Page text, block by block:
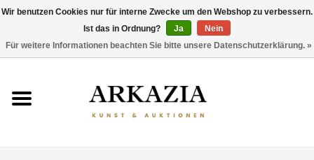
AKTUELLER KATALOG
Wir benutzen Cookies nur für interne Zwecke um den Webshop zu verbessern.
Ist das in Ordnung?
Ja
Nein
Für weitere Informationen beachten Sie bitte unsere Datenschutzerklärung. »